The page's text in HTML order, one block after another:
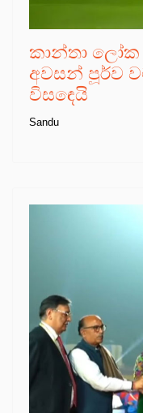
කාන්තා ලෝක
අවසන් පූර්ව
විසඳෙයි
Sandu